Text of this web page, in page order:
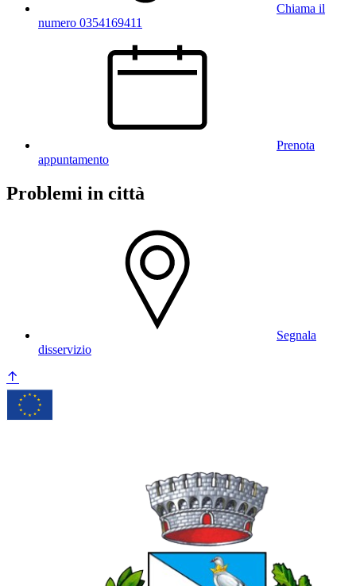
Chiama il
numero 0354169411
Prenota
appuntamento
Problemi in città
Segnala
disservizio